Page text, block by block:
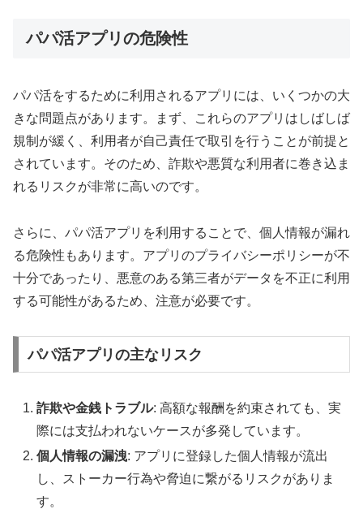
パパ活アプリの危険性
パパ活をするために利用されるアプリには、いくつかの大
きな問題点があります。まず、これらのアプリはしばしば
規制が緩く、利用者が自己責任で取引を行うことが前提と
されています。そのため、詐欺や悪質な利用者に巻き込ま
れるリスクが非常に高いのです。
さらに、パパ活アプリを利用することで、個人情報が漏れ
る危険性もあります。アプリのプライバシーポリシーが不
十分であったり、悪意のある第三者がデータを不正に利用
する可能性があるため、注意が必要です。
パパ活アプリの主なリスク
詐欺や金銭トラブル: 高額な報酬を約束されても、実
際には支払われないケースが多発しています。
個人情報の漏洩: アプリに登録した個人情報が流出
し、ストーカー行為や脅迫に繋がるリスクがありま
す。